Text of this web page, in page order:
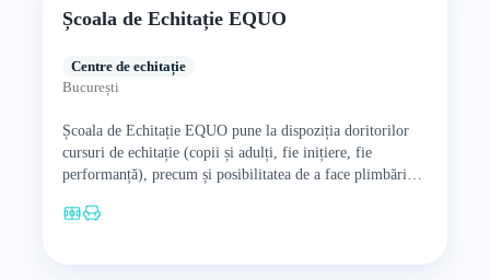
Școala de Echitație EQUO
Centre de echitație
București
Școala de Echitație EQUO pune la dispoziția doritorilor
cursuri de echitație (copii și adulți, fie inițiere, fie
performanță), precum și posibilitatea de a face plimbări